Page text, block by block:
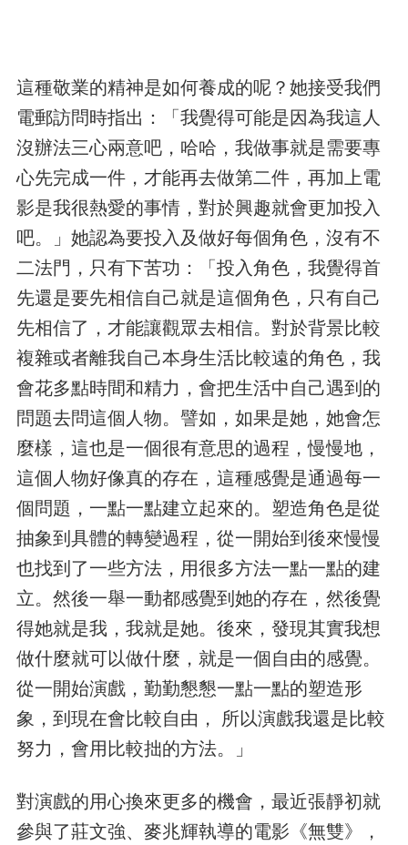
這種敬業的精神是如何養成的呢？她接受我們
電郵訪問時指出：「我覺得可能是因為我這人
沒辦法三心兩意吧，哈哈，我做事就是需要專
心先完成一件，才能再去做第二件，再加上電
影是我很熱愛的事情，對於興趣就會更加投入
吧。」她認為要投入及做好每個角色，沒有不
二法門，只有下苦功：「投入角色，我覺得首
先還是要先相信自己就是這個角色，只有自己
先相信了，才能讓觀眾去相信。對於背景比較
複雜或者離我自己本身生活比較遠的角色，我
會花多點時間和精力，會把生活中自己遇到的
問題去問這個人物。譬如，如果是她，她會怎
麼樣，這也是一個很有意思的過程，慢慢地，
這個人物好像真的存在，這種感覺是通過每一
個問題，一點一點建立起來的。塑造角色是從
抽象到具體的轉變過程，從一開始到後來慢慢
也找到了一些方法，用很多方法一點一點的建
立。然後一舉一動都感覺到她的存在，然後覺
得她就是我，我就是她。後來，發現其實我想
做什麼就可以做什麼，就是一個自由的感覺。
從一開始演戲，勤勤懇懇一點一點的塑造形
象，到現在會比較自由， 所以演戲我還是比較
努力，會用比較拙的方法。」
對演戲的用心換來更多的機會，最近張靜初就
參與了莊文強、麥兆輝執導的電影《無雙》，